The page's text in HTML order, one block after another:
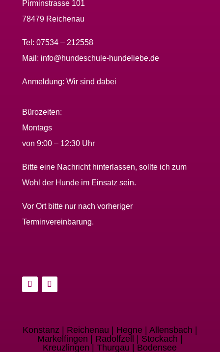
Pirminstrasse 101
78479 Reichenau
Tel: 07534 – 212558
Mail: info@hundeschule-hundeliebe.de
Anmeldung: Wir sind dabei
Bürozeiten:
Montags
von 9:00 – 12:30 Uhr
Bitte eine Nachricht hinterlassen, sollte ich zum
Wohl der Hunde im Einsatz sein.
Vor Ort bitte nur nach vorheriger
Terminvereinbarung.
Konstanz | Reichenau | Hegne | Allensbach |
Markelfingen | Radolfzell | Stockach |
Kreuzlingen | Thurgau | Bodensee